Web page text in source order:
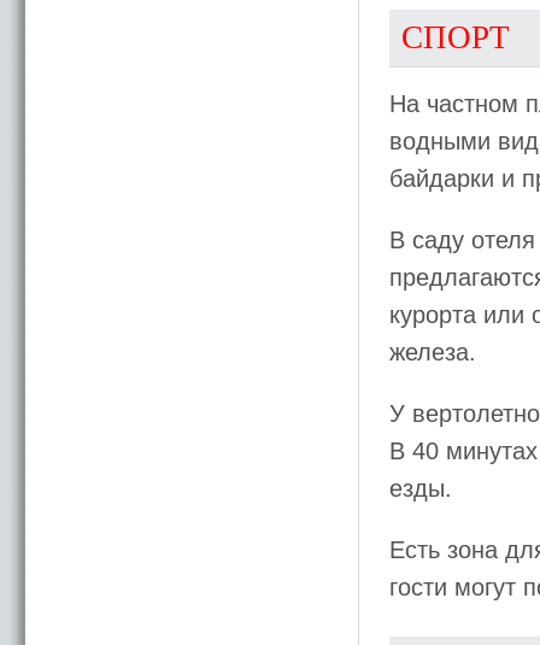
СПОРТ
На частном
водными
байдарки и
В саду
курорта или
железа.
У
В 40
езды.
Есть зона
гости могут